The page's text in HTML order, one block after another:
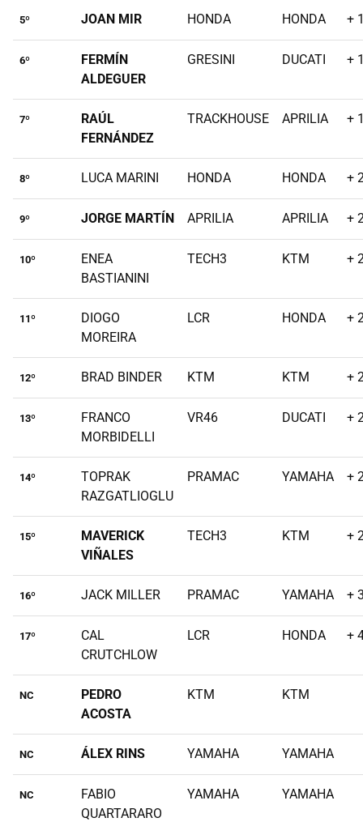
5º JOAN MIR HONDA HONDA +
6º
FERMÍN
ALDEGUER
GRESINI DUCATI +
7º
RAÚL
FERNÁNDEZ
TRACKHOUSE APRILIA +
8º LUCA MARINI HONDA HONDA +
9º JORGE MARTÍN APRILIA APRILIA +
10º
ENEA
BASTIANINI
TECH3 KTM +
11º
DIOGO
MOREIRA
LCR HONDA +
12º BRAD BINDER KTM KTM +
13º
FRANCO
MORBIDELLI
VR46 DUCATI +
14º
TOPRAK
RAZGATLIOGLU
PRAMAC YAMAHA +
15º
MAVERICK
VIÑALES
TECH3 KTM +
16º JACK MILLER PRAMAC YAMAHA +
17º
CAL
CRUTCHLOW
LCR HONDA +
NC
PEDRO
ACOSTA
KTM KTM
NC ÁLEX RINS YAMAHA YAMAHA
NC
FABIO
QUARTARARO
YAMAHA YAMAHA